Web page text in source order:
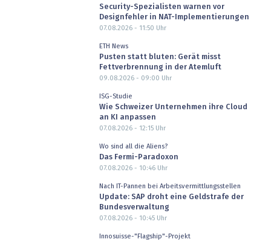
Security-Spezialisten warnen vor
Designfehler in NAT-Implementierungen
07.08.2026 - 11:50 Uhr
ETH News
Pusten statt bluten: Gerät misst
Fettverbrennung in der Atemluft
09.08.2026 - 09:00 Uhr
ISG-Studie
Wie Schweizer Unternehmen ihre Cloud
an KI anpassen
07.08.2026 - 12:15Uhr
Wo sind all die Aliens?
Das Fermi-Paradoxon
07.08.2026 - 10:46Uhr
Nach IT-Pannen bei Arbeitsvermittlungsstellen
Update: SAP droht eine Geldstrafe der
Bundesverwaltung
07.08.2026 - 10:45Uhr
Innosuisse-"Flagship"-Projekt